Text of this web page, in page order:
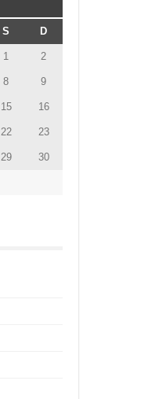
S D
1 2
8 9
15 16
22 23
29 30